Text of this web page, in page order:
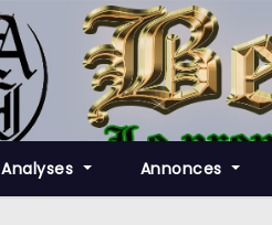
Analyses Annonces